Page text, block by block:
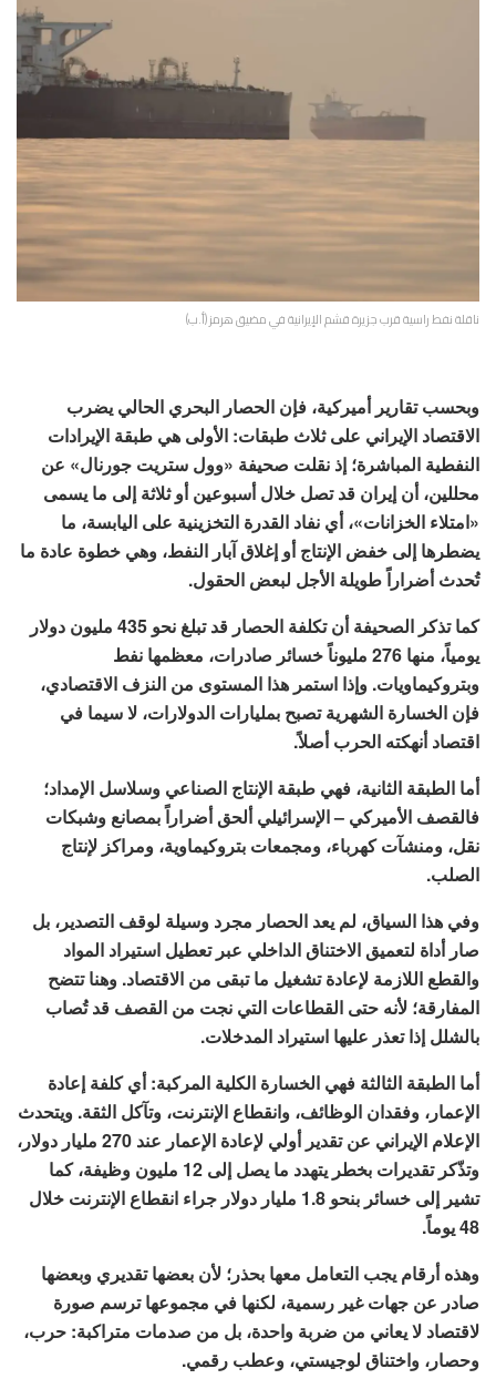
ناقلة نفط راسية قرب جزيرة قشم الإيرانية في مضيق هرمز (أ.ب)
وبحسب تقارير أميركية، فإن الحصار البحري الحالي يضرب
الاقتصاد الإيراني على ثلاث طبقات: الأولى هي طبقة الإيرادات
النفطية المباشرة؛ إذ نقلت صحيفة «وول ستريت جورنال» عن
محللين، أن إيران قد تصل خلال أسبوعين أو ثلاثة إلى ما يسمى
«امتلاء الخزانات»، أي نفاد القدرة التخزينية على اليابسة، ما
يضطرها إلى خفض الإنتاج أو إغلاق آبار النفط، وهي خطوة عادة ما
تُحدث أضراراً طويلة الأجل لبعض الحقول.
كما تذكر الصحيفة أن تكلفة الحصار قد تبلغ نحو 435 مليون دولار
يومياً، منها 276 مليوناً خسائر صادرات، معظمها نفط
وبتروكيماويات. وإذا استمر هذا المستوى من النزف الاقتصادي،
فإن الخسارة الشهرية تصبح بمليارات الدولارات، لا سيما في
اقتصاد أنهكته الحرب أصلاً.
أما الطبقة الثانية، فهي طبقة الإنتاج الصناعي وسلاسل الإمداد؛
فالقصف الأميركي – الإسرائيلي ألحق أضراراً بمصانع وشبكات
نقل، ومنشآت كهرباء، ومجمعات بتروكيماوية، ومراكز لإنتاج
الصلب.
وفي هذا السياق، لم يعد الحصار مجرد وسيلة لوقف التصدير، بل
صار أداة لتعميق الاختناق الداخلي عبر تعطيل استيراد المواد
والقطع اللازمة لإعادة تشغيل ما تبقى من الاقتصاد. وهنا تتضح
المفارقة؛ لأنه حتى القطاعات التي نجت من القصف قد تُصاب
بالشلل إذا تعذر عليها استيراد المدخلات.
أما الطبقة الثالثة فهي الخسارة الكلية المركبة: أي كلفة إعادة
الإعمار، وفقدان الوظائف، وانقطاع الإنترنت، وتآكل الثقة. ويتحدث
الإعلام الإيراني عن تقدير أولي لإعادة الإعمار عند 270 مليار دولار،
وتذّكر تقديرات بخطر يتهدد ما يصل إلى 12 مليون وظيفة، كما
تشير إلى خسائر بنحو 1.8 مليار دولار جراء انقطاع الإنترنت خلال
48 يوماً.
وهذه أرقام يجب التعامل معها بحذر؛ لأن بعضها تقديري وبعضها
صادر عن جهات غير رسمية، لكنها في مجموعها ترسم صورة
لاقتصاد لا يعاني من ضربة واحدة، بل من صدمات متراكبة: حرب،
وحصار، واختناق لوجيستي، وعطب رقمي.